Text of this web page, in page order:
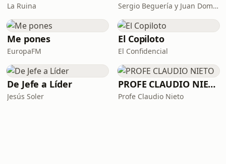
La Ruina Sergio Beguería y Juan Domínguez
Me pones
EuropaFM
El Copiloto
El Confidencial
De Jefe a Líder
Jesús Soler
PROFE CLAUDIO NIETO
Profe Claudio Nieto